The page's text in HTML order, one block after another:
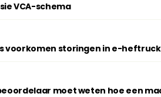
VCA-schema
voorkomen storingen in e-
moet weten hoe een